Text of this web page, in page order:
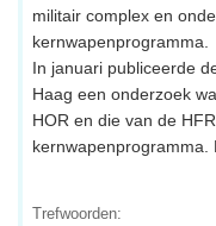
militair complex en
kernwapenprogramma.
In januari publiceerde
Haag een onderzoek
HOR en die van de
kernwapenprogramma.
Trefwoorden: